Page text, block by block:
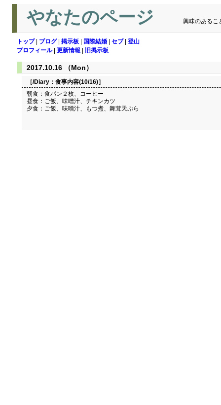
やなたのページ 興味のあるこ
トップ| ブログ| 掲示板 国際結婚 セブ| 登山
プロフィール| 更新情報 旧掲示板
2017.10.16 （Mon）
［/Diary： 食事内容(10/16)］
朝食：食パン２枚、コーヒー
昼食：ご飯、味噌汁、チキンカツ
夕食：ご飯、味噌汁、もつ煮、舞茸天ぷら